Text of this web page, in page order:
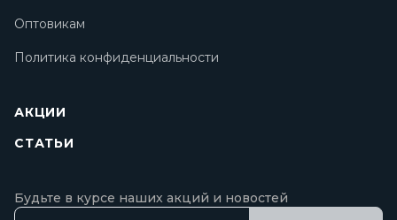
Оптовикам
Политика конфиденциальности
АКЦИИ
СТАТЬИ
Будьте в курсе наших акций и новостей